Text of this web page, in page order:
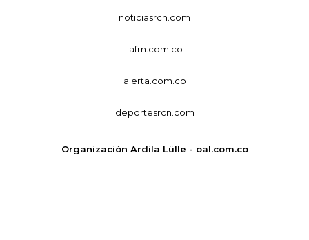
noticiasrcn.com
lafm.com.co
alerta.com.co
deportesrcn.com
Organización Ardila Lülle - oal.com.co